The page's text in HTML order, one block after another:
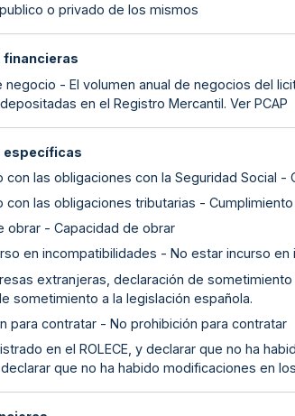
o privado de los mismos
financieras
negocio - El volumen anual de negocios del
en el Registro Mercantil. Ver PCAP
específicas
con las obligaciones con la Seguridad Social
con las obligaciones tributarias -
obrar - Capacidad de obrar
en incompatibilidades - No estar incurso en
extranjeras, declaración de
sometimiento a la legislación española.
para contratar - No prohibición para contratar
en el ROLECE, y declarar que no ha
declarar que no ha habido modificaciones en